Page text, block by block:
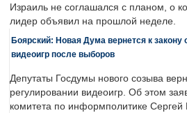
Израиль не соглашался с планом, о
лидер объявил на прошлой неделе.
Боярский: Новая Дума вернется к закону
видеоигр после выборов
Депутаты Госдумы нового созыва
регулировании видеоигр. Об этом
комитета по информполитике Сергей